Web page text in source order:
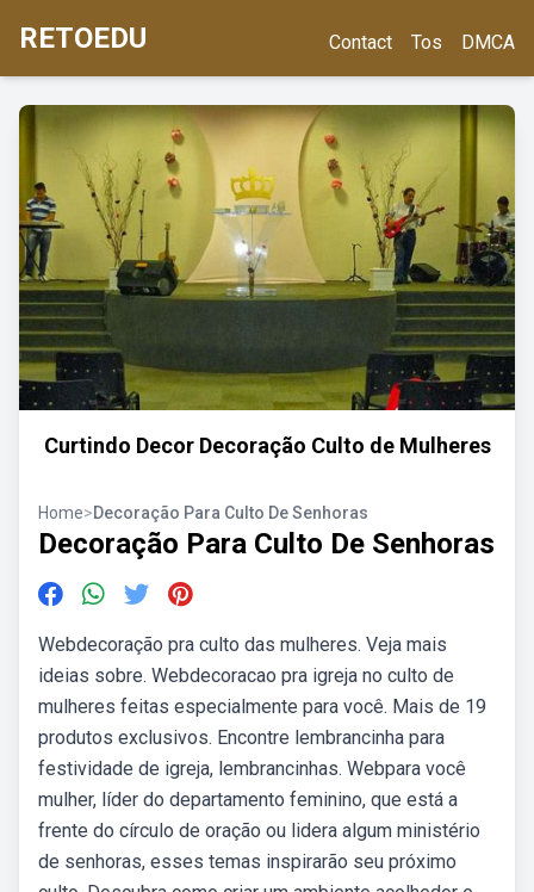
RETOEDU Contact Tos DMCA
Curtindo Decor Decoração Culto de Mulheres
Home>Decoração Para Culto De Senhoras
Decoração Para Culto De Senhoras
Webdecoração pra culto das mulheres. Veja mais
ideias sobre. Webdecoracao pra igreja no culto de
mulheres feitas especialmente para você. Mais de 19
produtos exclusivos. Encontre lembrancinha para
festividade de igreja, lembrancinhas. Webpara você
mulher, líder do departamento feminino, que está a
frente do círculo de oração ou lidera algum ministério
de senhoras, esses temas inspirarão seu próximo